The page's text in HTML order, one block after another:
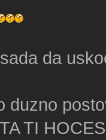
da
duzno
TI